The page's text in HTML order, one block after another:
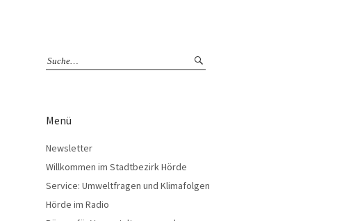
Menü
Newsletter
Willkommen im Stadtbezirk Hörde
Service: Umweltfragen und Klimafolgen
Hörde im Radio